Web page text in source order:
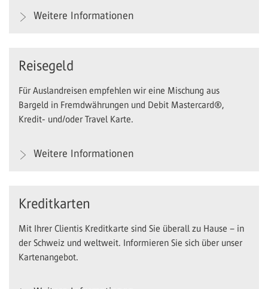
Weitere Informationen
Reisegeld
Für Auslandreisen empfehlen wir eine Mischung aus
Bargeld in Fremdwährungen und Debit Mastercard®,
Kredit- und/oder Travel Karte.
Weitere Informationen
Kreditkarten
Mit Ihrer Clientis Kreditkarte sind Sie überall zu Hause – in
der Schweiz und weltweit. Informieren Sie sich über unser
Kartenangebot.